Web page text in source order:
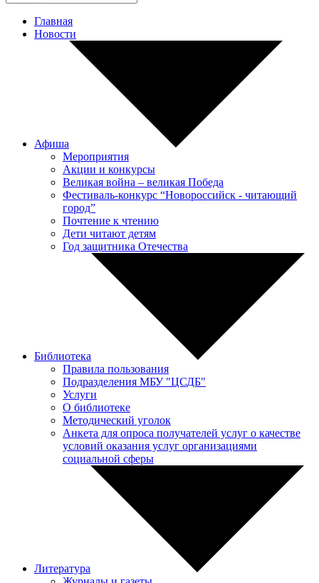
Главная
Новости
Афиша
Мероприятия
Акции и конкурсы
Великая война – великая Победа
Фестиваль-конкурс “Новороссийск - читающий
город”
Почтение к чтению
Дети читают детям
Год защитника Отечества
Библиотека
Правила пользования
Подразделения МБУ "ЦСДБ"
Услуги
О библиотеке
Методический уголок
Анкета для опроса получателей услуг о качестве
условий оказания услуг организациями
социальной сферы
Литература